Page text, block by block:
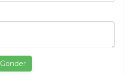
Gönder